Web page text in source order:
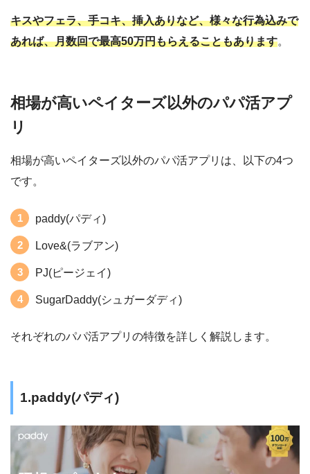
キスやフェラ、手コキ、挿入ありなど、様々な行為込みで
あれば、月数回で最高50万円もらえることもあります。
相場が高いペイターズ以外のパパ活アプ
リ
相場が高いペイターズ以外のパパ活アプリは、以下の4つ
です。
paddy(パディ)
Love&(ラブアン)
PJ(ピージェイ)
SugarDaddy(シュガーダディ)
それぞれのパパ活アプリの特徴を詳しく解説します。
1.paddy(パディ)